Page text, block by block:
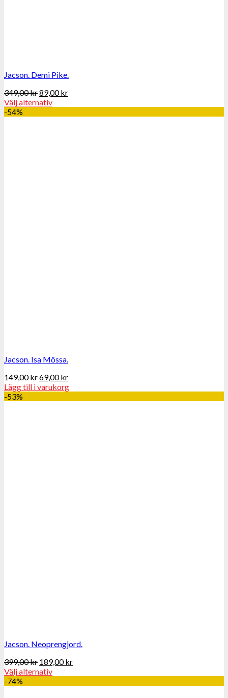
Jacson. Demi Pike.
349,00kr89,00kr
Välj alternativ
-54%
Jacson. Isa Mössa.
149,00kr69,00kr
Lägg till i varukorg
-53%
Jacson. Neoprengjord.
399,00kr 189,00kr
Välj alternativ
-74%